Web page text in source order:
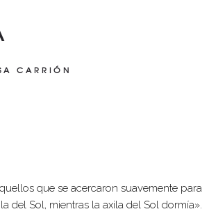
CARRIÓN
que se acercaron suavemente para
del Sol, mientras la axila del Sol dormía».